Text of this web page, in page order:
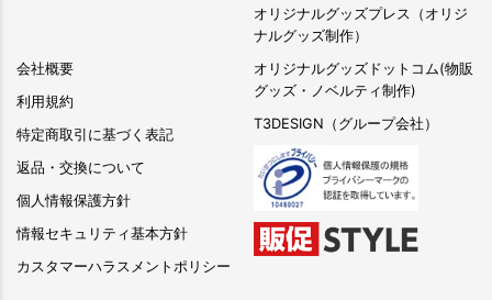
会社概要
利用規約
特定商取引に基づく表記
返品・交換について
個人情報保護方針
情報セキュリティ基本方針
カスタマーハラスメントポリシー
オリジナルグッズプレス（オリジ
ナルグッズ制作）
オリジナルグッズドットコム(物販
グッズ・ノベルティ制作)
T3DESIGN（グループ会社）